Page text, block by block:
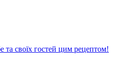
та своїх гостей цим рецептом!